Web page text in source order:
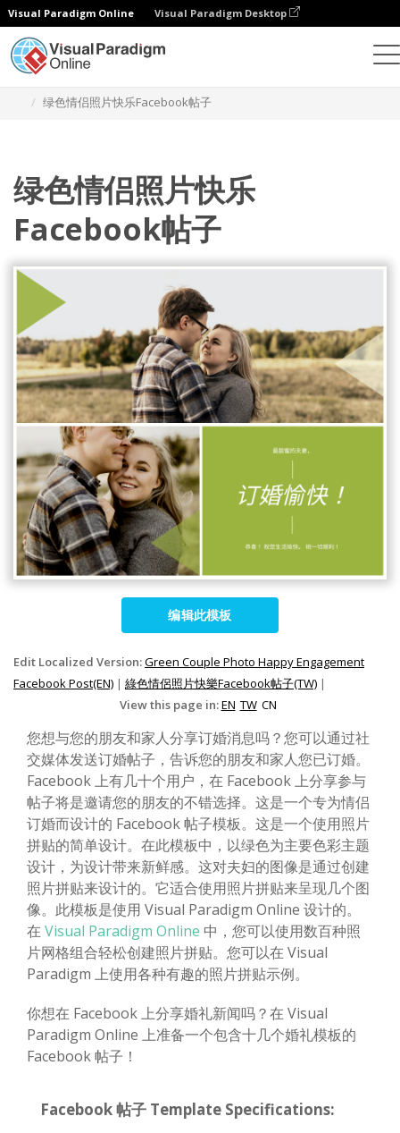
Visual Paradigm Online Visual Paradigm Desktop
绿色情侣照片快乐Facebook帖子
绿色情侣照片快乐
Facebook帖子
编辑此模板
Edit Localized Version:Green Couple Photo Happy Engagement
Facebook Post(EN) | 綠色情侶照片快樂Facebook帖子(TW) |
View this page in:EN TW CN
您想与您的朋友和家人分享订婚消息吗？您可以通过社
交媒体发送订婚帖子，告诉您的朋友和家人您已订婚。
Facebook 上有几十个用户，在 Facebook 上分享参与
帖子将是邀请您的朋友的不错选择。这是一个专为情侣
订婚而设计的 Facebook 帖子模板。这是一个使用照片
拼贴的简单设计。在此模板中，以绿色为主要色彩主题
设计，为设计带来新鲜感。这对夫妇的图像是通过创建
照片拼贴来设计的。它适合使用照片拼贴来呈现几个图
像。此模板是使用 Visual Paradigm Online 设计的。
在Visual Paradigm Online 中，您可以使用数百种照
片网格组合轻松创建照片拼贴。您可以在 Visual
Paradigm 上使用各种有趣的照片拼贴示例。
你想在 Facebook 上分享婚礼新闻吗？在 Visual
Paradigm Online 上准备一个包含十几个婚礼模板的
Facebook 帖子！
Facebook 帖子 Template Specifications: